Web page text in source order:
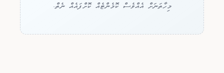
މިހާތަނަށް އެއްވެސް ކޮމެންޓެއް ކޮށްފައެއް ނެތް.